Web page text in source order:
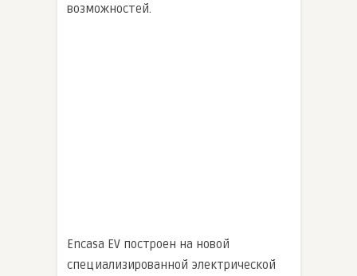
возможностей.
Encasa EV построен на новой
специализированной электрической